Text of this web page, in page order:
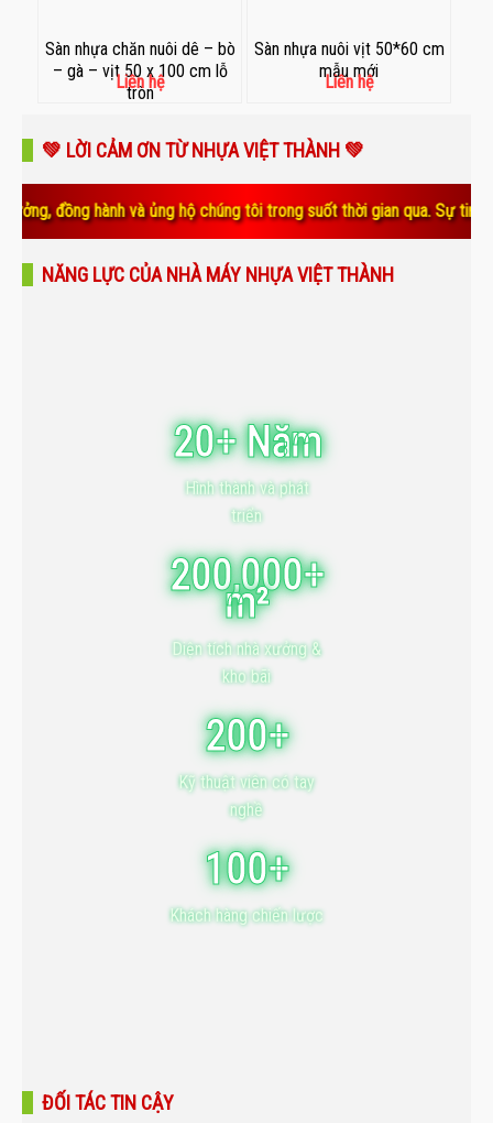
Sàn nhựa chăn nuôi dê – bò
– gà – vịt 50 x 100 cm lỗ
tròn
Liên hệ
Sàn nhựa nuôi vịt 50*60 cm
mẫu mới
Liên hệ
💚 LỜI CẢM ƠN TỪ NHỰA VIỆT THÀNH 💚
ủng hộ chúng tôi trong suốt thời gian qua. Sự tin yêu và gắn bó
NĂNG LỰC CỦA NHÀ MÁY NHỰA VIỆT THÀNH
20+ Năm
Hình thành và phát
triển
200,000+
m²
Diện tích nhà xưởng &
kho bãi
200+
Kỹ thuật viên có tay
nghề
100+
Khách hàng chiến lược
ĐỐI TÁC TIN CẬY